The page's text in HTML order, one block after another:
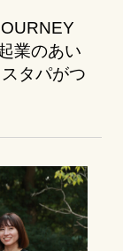
業のあい
タパがつ